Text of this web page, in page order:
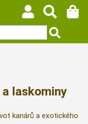
laskominy
kanárů a exotického